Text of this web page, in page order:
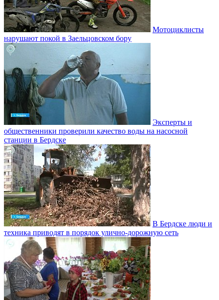
Мотоциклисты
нарушают покой в Заельцовском бору
Эксперты и
общественники проверили качество воды на насосной
станции в Бердске
В Бердске люди и
техника приводят в порядок улично‑дорожную сеть